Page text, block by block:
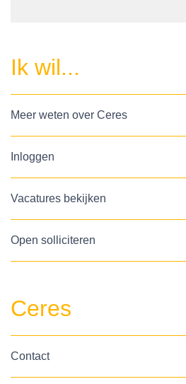
Ik wil...
Meer weten over Ceres
Inloggen
Vacatures bekijken
Open solliciteren
Ceres
Contact